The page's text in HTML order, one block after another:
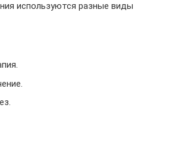
используются разные виды